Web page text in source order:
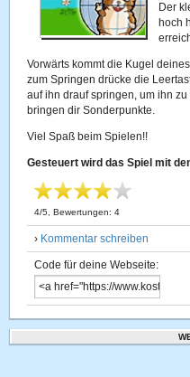
Der
hoch
Vorwärts kommt die Kugel
zum Springen drücke die
auf ihn drauf springen, um ihn
bringen dir Sonderpunkte.
Viel Spaß beim Spielen!!
Gesteuert wird das Spiel mit
4/5 , Bewertungen:4
› Kommentar schreiben
Code für deine Webseite: